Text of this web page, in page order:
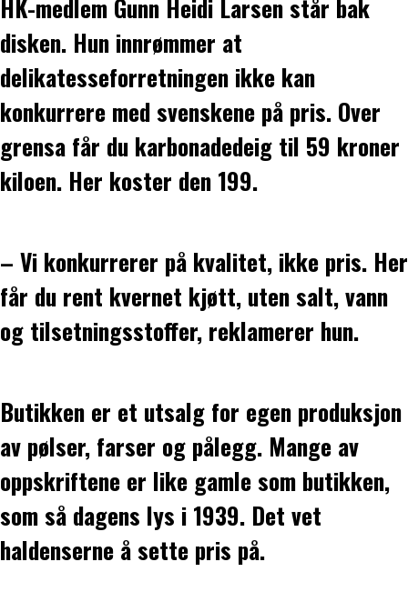
HK-medlem Gunn Heidi Larsen står bak
disken. Hun innrømmer at
delikatesseforretningen ikke kan
konkurrere med svenskene på pris. Over
grensa får du karbonadedeig til 59 kroner
kiloen. Her koster den 199.
– Vi konkurrerer på kvalitet, ikke pris. Her
får du rent kvernet kjøtt, uten salt, vann
og tilsetningsstoffer, reklamerer hun.
Butikken er et utsalg for egen produksjon
av pølser, farser og pålegg. Mange av
oppskriftene er like gamle som butikken,
som så dagens lys i 1939. Det vet
haldenserne å sette pris på.